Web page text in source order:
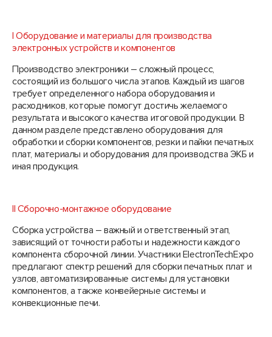
I Оборудование и материалы для производства
электронных устройств и компонентов
Производство электроники – сложный процесс,
состоящий из большого числа этапов. Каждый из шагов
требует определенного набора оборудования и
расходников, которые помогут достичь желаемого
результата и высокого качества итоговой продукции. В
данном разделе представлено оборудования для
обработки и сборки компонентов, резки и пайки печатных
плат, материалы и оборудования для производства ЭКБ и
иная продукция.
II Сборочно-монтажное оборудование
Сборка устройства – важный и ответственный этап,
зависящий от точности работы и надежности каждого
компонента сборочной линии. Участники ElectronTechExpo
предлагают спектр решений для сборки печатных плат и
узлов, автоматизированные системы для установки
компонентов, а также конвейерные системы и
конвекционные печи.